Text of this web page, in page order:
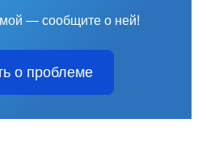
— сообщите о ней!
о проблеме